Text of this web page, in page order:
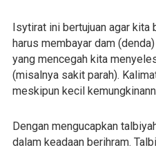
Isytirat ini bertujuan agar
harus membayar dam
yang mencegah kita
(misalnya sakit parah).
meskipun kecil
Dengan mengucapkan
dalam keadaan berihram.